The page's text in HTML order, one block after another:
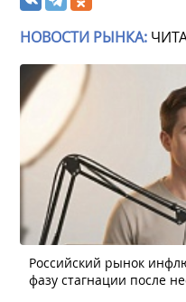
НОВОСТИ РЫНКА:
Российский рынок
фазу стагнации после